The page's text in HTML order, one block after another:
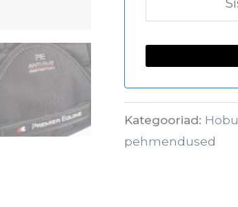
Kategooriad:
pehmendused